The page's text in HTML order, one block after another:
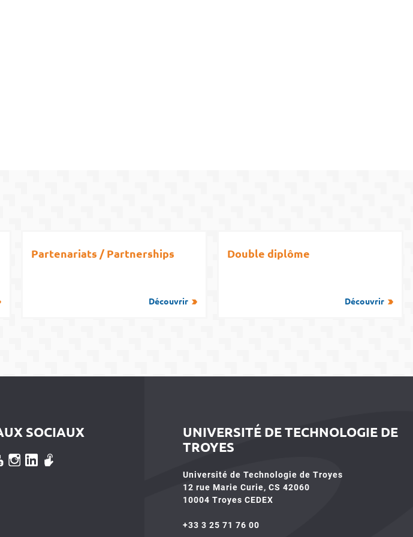
Partenariats / Partnerships
Découvrir
Double diplôme
Découvrir
SOCIAUX
UNIVERSITÉ DE TECHNOLOGIE DE
TROYES
Université de Technologie de Troyes
12 rue Marie Curie, CS 42060
10004 Troyes CEDEX
+33 3 25 71 76 00